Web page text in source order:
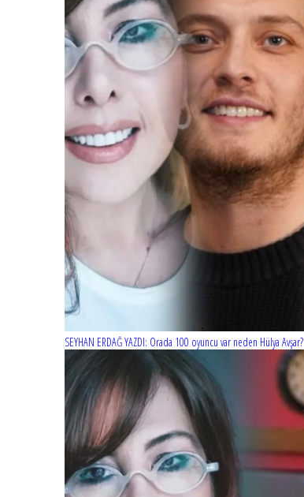
SEYHAN ERDAĞ YAZDI: Orada 100 oyuncu var neden Hülya Avşar?